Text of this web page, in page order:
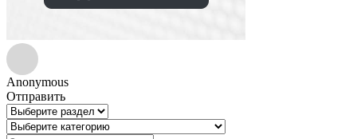
Anonymous
Отправить